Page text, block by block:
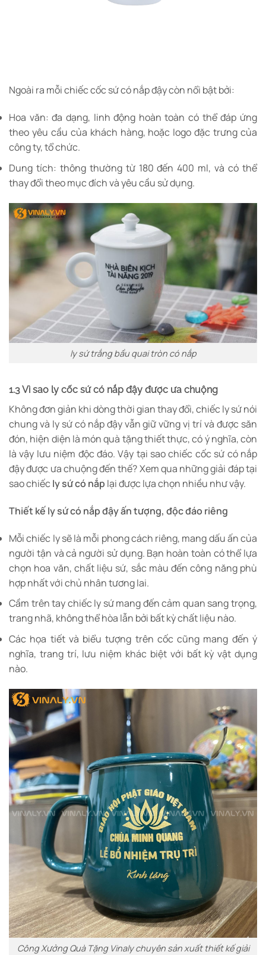
Ngoài ra mỗi chiếc cốc sứ có nắp đậy còn nổi bật bởi:
Hoa văn: đa dạng, linh động hoàn toàn có thể đáp ứng
theo yêu cầu của khách hàng, hoặc logo đặc trưng của
công ty, tổ chức.
Dung tích: thông thường từ 180 đến 400 ml, và có thể
thay đổi theo mục đích và yêu cầu sử dụng.
ly sứ trắng bầu quai tròn có nắp
1.3 Vì sao ly cốc sứ có nắp đậy được ưa chuộng
Không đơn giản khi dòng thời gian thay đổi, chiếc ly sứ nói
chung và ly sứ có nắp đậy vẫn giữ vững vị trí và được săn
đón, hiện diện là món quà tặng thiết thực, có ý nghĩa, còn
là vậy lưu niệm độc đáo. Vậy tại sao chiếc cốc sứ có nắp
đậy được ưa chuộng đến thế?Xem qua những giải đáp tại
sao chiếc ly sứ có nắp lại được lựa chọn nhiều như vậy.
Thiết kế ly sứ có nắp đậy ấn tượng, độc đáo riêng
Mỗi chiếc ly sẽ là mỗi phong cách riêng, mang dấu ấn của
người tận và cả người sử dụng. Bạn hoàn toàn có thể lựa
chọn hoa văn, chất liệu sứ, sắc màu đến công năng phù
hợp nhất với chủ nhân tương lai.
Cầm trên tay chiếc ly sứ mang đến cảm quan sang trọng,
trang nhã, không thể hòa lẫn bởi bất kỳ chất liệu nào.
Các họa tiết và biểu tượng trên cốc cũng mang đến ý
nghĩa, trang trí, lưu niệm khác biệt với bất kỳ vật dụng
nào.
Công Xưởng Quà Tặng Vinaly chuyên sản xuất thiết kế giải